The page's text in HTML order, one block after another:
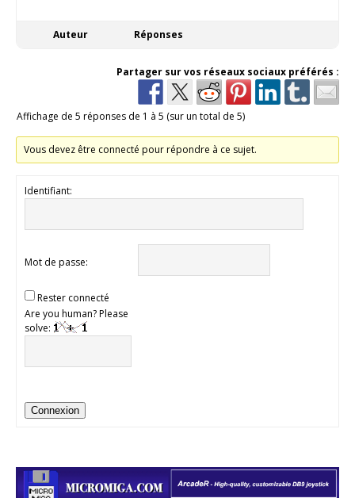
Auteur Réponses
Partager sur vos réseaux sociaux préférés :
Affichage de 5 réponses de 1 à 5 (sur un total de 5)
Vous devez être connecté pour répondre à ce sujet.
Identifiant:
Mot de passe:
Rester connecté
Are you human? Please
solve:
Connexion